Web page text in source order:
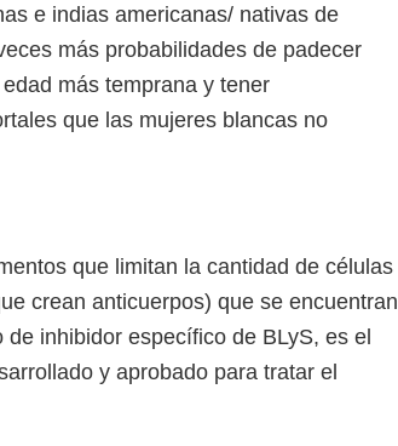
e indias americanas/ nativas de
más probabilidades de padecer
más temprana y tener
que las mujeres blancas no
que limitan la cantidad de células
crean anticuerpos) que se encuentran
inhibidor específico de BLyS, es el
y aprobado para tratar el